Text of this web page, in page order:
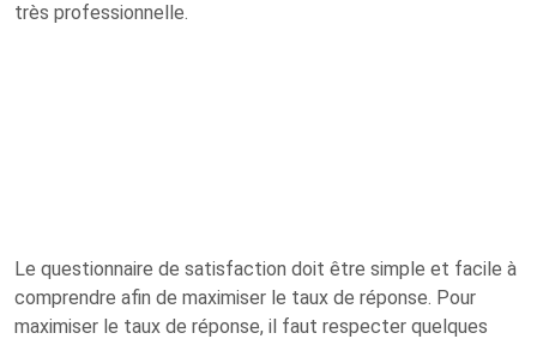
très professionnelle.
Le questionnaire de satisfaction doit être simple et facile à
comprendre afin de maximiser le taux de réponse. Pour
maximiser le taux de réponse, il faut respecter quelques